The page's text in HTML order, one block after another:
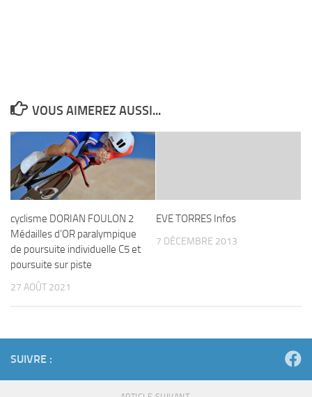
VOUS AIMEREZ AUSSI...
cyclisme DORIAN FOULON 2
Médailles d’OR paralympique
de poursuite individuelle C5 et
poursuite sur piste
27 AOÛT 2021
EVE TORRES Infos
7 DÉCEMBRE 2013
SUIVRE :